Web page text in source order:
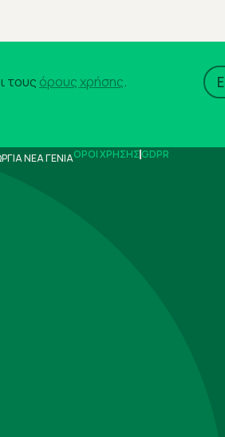
τους όρους χρήσης.
ΝΕΑ ΓΕΝΙΑΟΡΟΙ ΧΡΗΣΗΣ GDPR